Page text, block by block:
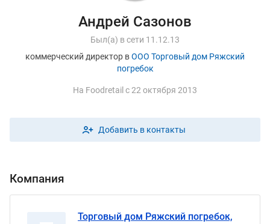
Андрей Сазонов
Был(а) в сети 11.12.13
коммерческий директор вООО Торговый дом Ряжский
погребок
На Foodretail с 22 октября 2013
Добавить в контакты
Компания
Торговый дом Ряжский погребок,